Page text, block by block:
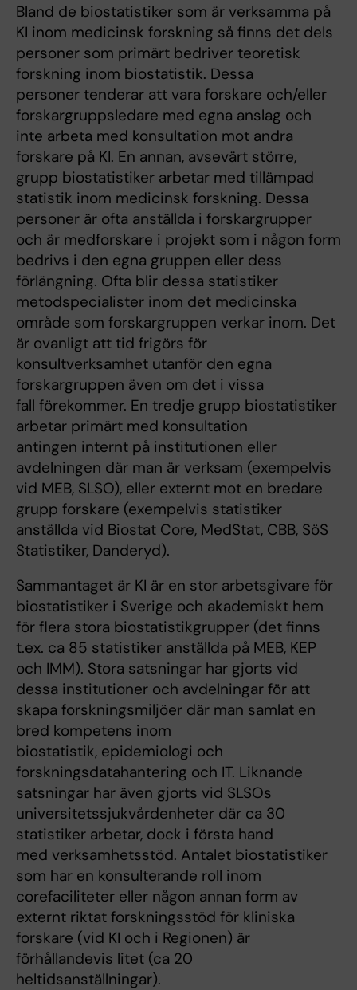
Bland de biostatistiker som är verksamma på
KI inom medicinsk forskning så finns det dels
personer som primärt bedriver teoretisk
forskning inom biostatistik. Dessa
personer tenderar att vara forskare och/eller
forskargruppsledare med egna anslag och
inte arbeta med konsultation mot andra
forskare på KI. En annan, avsevärt större,
grupp biostatistiker arbetar med tillämpad
statistik inom medicinsk forskning. Dessa
personer är ofta anställda i forskargrupper
och är medforskare i projekt som i någon form
bedrivs i den egna gruppen eller dess
förlängning. Ofta blir dessa statistiker
metodspecialister inom det medicinska
område som forskargruppen verkar inom. Det
är ovanligt att tid frigörs för
konsultverksamhet utanför den egna
forskargruppen även om det i vissa
fall förekommer. En tredje grupp biostatistiker
arbetar primärt med konsultation
antingen internt på institutionen eller
avdelningen där man är verksam (exempelvis
vid MEB, SLSO), eller externt mot en bredare
grupp forskare (exempelvis statistiker
anställda vid Biostat Core, MedStat, CBB, SöS
Statistiker, Danderyd).
Sammantaget är KI är en stor arbetsgivare för
biostatistiker i Sverige och akademiskt hem
för flera stora biostatistikgrupper (det finns
t.ex. ca 85 statistiker anställda på MEB, KEP
och IMM). Stora satsningar har gjorts vid
dessa institutioner och avdelningar för att
skapa forskningsmiljöer där man samlat en
bred kompetens inom
biostatistik, epidemiologi och
forskningsdatahantering och IT. Liknande
satsningar har även gjorts vid SLSOs
universitetssjukvårdenheter där ca 30
statistiker arbetar, dock i första hand
med verksamhetsstöd. Antalet biostatistiker
som har en konsulterande roll inom
corefaciliteter eller någon annan form av
externt riktat forskningsstöd för kliniska
forskare (vid KI och i Regionen) är
förhållandevis litet (ca 20
heltidsanställningar).